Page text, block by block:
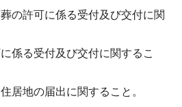
の許可に係る受付及び交付に関
係る受付及び交付に関するこ
居地の届出に関すること。